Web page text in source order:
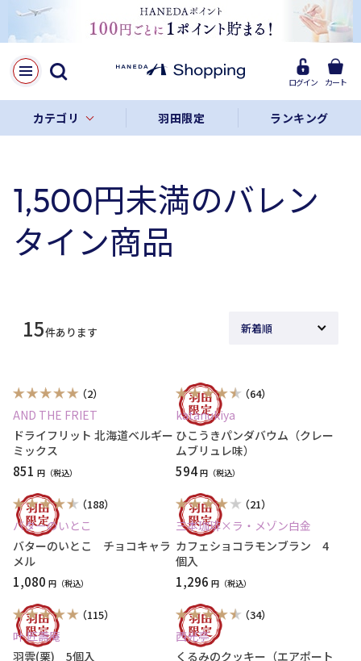
ログイン カート
カテゴリ 羽田限定 ランキング
1,500円未満のバレン
タイン商品
15件あります
（2）
AND THE FRIET
ドライフリット 北海道ベルギー
ミックス
851 円
（64）
katanukiya
ひこうきパンダバウム（クレー
ムブリュレ味）
594円
（188）
バターのいとこ
バターのいとこ チョコキャラ
メル
1,080 円
（21）
三本珈琲×ラ・メゾン白金
カフェショコラモンブラン 4
個入
1,296 円
（115）
叶 匠壽庵
羽雲(栗) 5個入
（34）
西光亭
くるみのクッキー（エアポート